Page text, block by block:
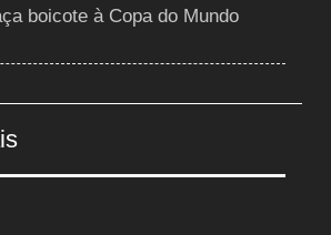
boicote à Copa do Mundo